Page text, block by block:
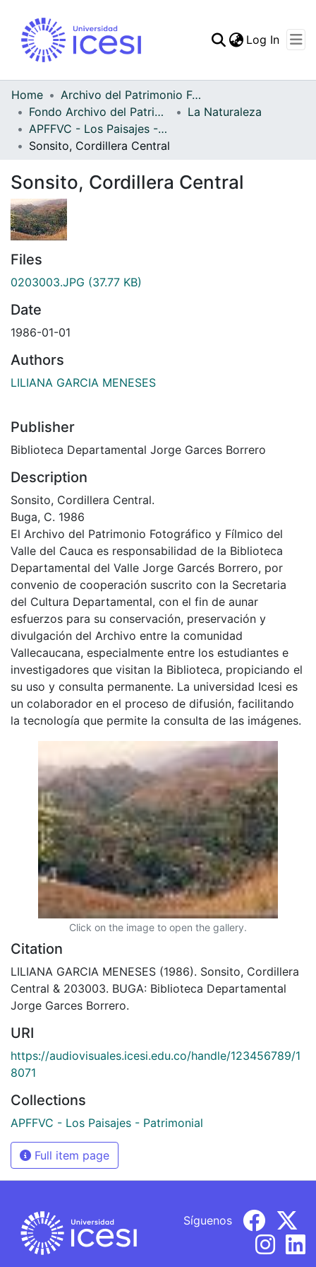
Statistics
Log In
Home
Archivo del Patrimonio Fotográfico y Fílmico del Valle del Cauca
Fondo Archivo del Patrimonio Fotográfico y Fílmico del Valle del Cauca
La Naturaleza
APFFVC - Los Paisajes - Patrimonial
Sonsito, Cordillera Central
Sonsito, Cordillera Central
Files
0203003.JPG (37.77 KB)
Date
1986-01-01
Authors
LILIANA GARCIA MENESES
Publisher
Biblioteca Departamental Jorge Garces Borrero
Description
Sonsito, Cordillera Central.
Buga, C. 1986
El Archivo del Patrimonio Fotográfico y Fílmico del
Valle del Cauca es responsabilidad de la Biblioteca
Departamental del Valle Jorge Garcés Borrero, por
convenio de cooperación suscrito con la Secretaria
del Cultura Departamental, con el fin de aunar
esfuerzos para su conservación, preservación y
divulgación del Archivo entre la comunidad
Vallecaucana, especialmente entre los estudiantes e
investigadores que visitan la Biblioteca, propiciando el
su uso y consulta permanente. La universidad Icesi es
un colaborador en el proceso de difusión, facilitando
la tecnología que permite la consulta de las imágenes.
Click on the image to open the gallery.
Citation
LILIANA GARCIA MENESES (1986). Sonsito, Cordillera
Central & 203003. BUGA: Biblioteca Departamental
Jorge Garces Borrero.
URI
https://audiovisuales.icesi.edu.co/handle/123456789/1
8071
Collections
APFFVC - Los Paisajes - Patrimonial
Full item page
Síguenos